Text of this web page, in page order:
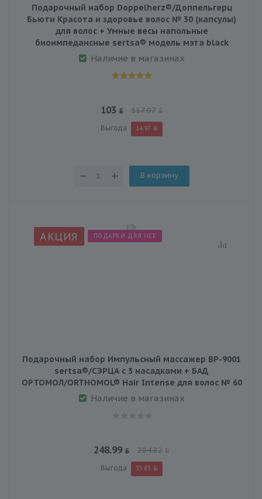
Подарочный набор Doppelherz®/Доппельгерц
Бьюти Красота и здоровье волос № 30 (капсулы)
для волос + Умные весы напольные
биоимпедансные sertsa® модель мэта black
Наличие в магазинах
103 117.97
Выгода 14.97
В корзину
АКЦИЯ ПОДАРКИ ДЛЯ НЕЕ
Подарочный набор Импульсный массажер BP-9001
sertsa®/СЭРЦА с 3 насадками + БАД
ОРТОМОЛ/ORTHOMOL® Hair Intense для волос № 60
Наличие в магазинах
248.99 284.82
Выгода 35.83